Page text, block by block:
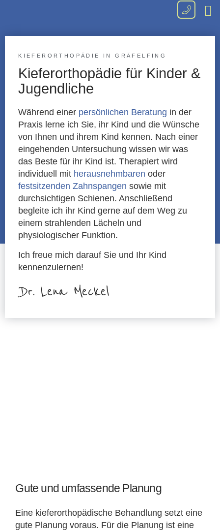
KIEFERORTHOPÄDIE IN GRÄFELFING
Kieferorthopädie für Kinder &
Jugendliche
Während einer persönlichen Beratung in der
Praxis lerne ich Sie, ihr Kind und die Wünsche
von Ihnen und ihrem Kind kennen. Nach einer
eingehenden Untersuchung wissen wir was
das Beste für ihr Kind ist. Therapiert wird
individuell mit herausnehmbaren oder
festsitzenden Zahnspangen sowie mit
durchsichtigen Schienen. Anschließend
begleite ich ihr Kind gerne auf dem Weg zu
einem strahlenden Lächeln und
physiologischer Funktion.
Ich freue mich darauf Sie und Ihr Kind
kennenzulernen!
Dr. Lena Meckel
Gute und umfassende Planung
Eine kieferorthopädische Behandlung setzt eine
gute Planung voraus. Für die Planung ist eine